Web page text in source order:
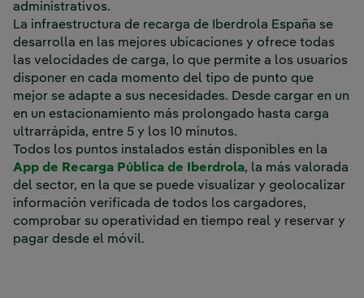
administrativos.
La infraestructura de recarga de Iberdrola España se
desarrolla en las mejores ubicaciones y ofrece todas
las velocidades de carga, lo que permite a los usuarios
disponer en cada momento del tipo de punto que
mejor se adapte a sus necesidades. Desde cargar en un
en un estacionamiento más prolongado hasta carga
ultrarrápida, entre 5 y los 10 minutos.
Todos los puntos instalados están disponibles en la
App de Recarga Pública de IberdrolaEnlace externo,
, la más valorada
del sector, en la que se puede visualizar y geolocalizar
información verificada de todos los cargadores,
comprobar su operatividad en tiempo real y reservar y
pagar desde el móvil.